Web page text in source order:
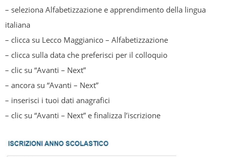
– seleziona Alfabetizzazione e apprendimento della lingua
italiana
– clicca su Lecco Maggianico – Alfabetizzazione
– clicca sulla data che preferisci per il colloquio
– clic su “Avanti – Next”
– ancora su “Avanti – Next”
– inserisci i tuoi dati anagrafici
– clic su “Avanti – Next” e finalizza l’iscrizione